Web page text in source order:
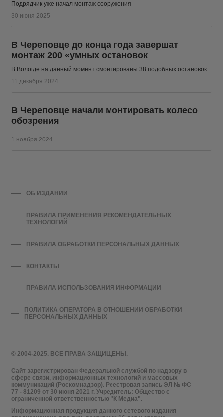
Подрядчик уже начал монтаж сооружения
30 июня 2025
В Череповце до конца года завершат
монтаж 200 «умных остановок
В Вологде на данный момент смонтированы 38 подобных остановок
11 декабря 2024
В Череповце начали монтировать колесо
обозрения
1 ноября 2024
© 2004-2025. ВСЕ ПРАВА ЗАЩИЩЕНЫ.
Сайт зарегистрирован Федеральной службой по надзору в
сфере связи, информационных технологий и массовых
коммуникаций (Роскомнадзор). Реестровая запись ЭЛ № ФС
77 - 81209 от 30 июня 2021 г. Учредитель: Общество с
ограниченной ответственностью "К Медиа".
Информационная продукция данного сетевого издания
ОБ ИЗДАНИИ
ПРАВИЛА ПРИМЕНЕНИЯ РЕКОМЕНДАТЕЛЬНЫХ
ТЕХНОЛОГИЙ
ПРАВИЛА ОБРАБОТКИ ПЕРСОНАЛЬНЫХ ДАННЫХ
КОНТАКТЫ
ПРАВИЛА ИСПОЛЬЗОВАНИЯ ИНФОРМАЦИИ
ПОЛИТИКА ОПЕРАТОРА В ОТНОШЕНИИ ОБРАБОТКИ
ПЕРСОНАЛЬНЫХ ДАННЫХ